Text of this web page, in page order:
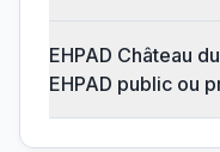
EHPAD Château
EHPAD public ou